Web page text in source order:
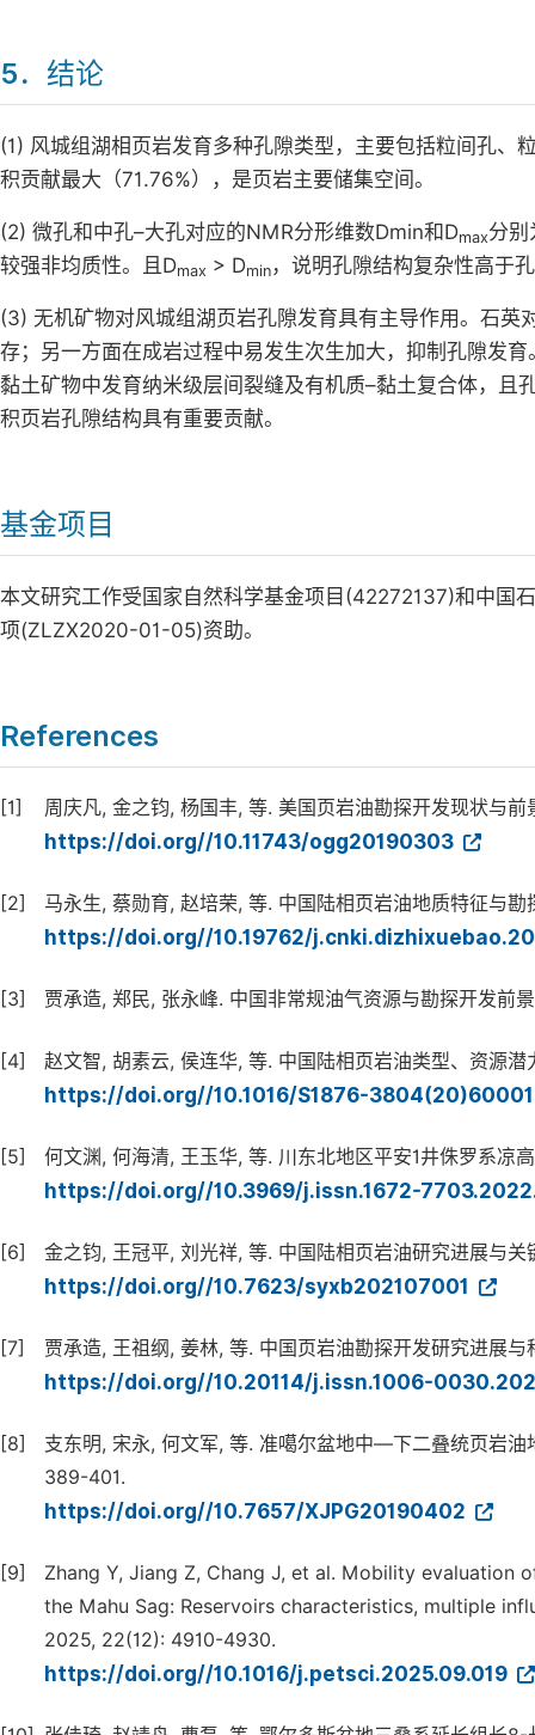
5．结论
(1) 风城组湖相页岩发育多种孔隙类型，主要包括粒间孔
积贡献最大（71.76%），是页岩主要储集空间。
(2) 微孔和中孔–大孔对应的NMR分形维数Dmin和Dmax分
较强非均质性。且Dmax > Dmin ，说明孔隙结构复杂性高于
(3) 无机矿物对风城组湖页岩孔隙发育具有主导作用。石
存；另一方面在成岩过程中易发生次生加大，抑制孔隙发
黏土矿物中发育纳米级层间裂缝及有机质–黏土复合体，
积页岩孔隙结构具有重要贡献。
基金项目
本文研究工作受国家自然科学基金项目(42272137)和中国
项(ZLZX2020-01-05)资助。
References
[1] 周庆凡, 金之钧, 杨国丰, 等. 美国页岩油勘探开发现状与
https://doi.org//10.11743/ogg20190303
[2] 马永生, 蔡勋育, 赵培荣, 等. 中国陆相页岩油地质特征与
https://doi.org//10.19762/
[3] 贾承造, 郑民, 张永峰. 中国非常规油气资源与勘探开发
[4] 赵文智, 胡素云, 侯连华, 等. 中国陆相页岩油类型、资源
https://doi.org//10.1016/S1876-
[5] 何文渊, 何海清, 王玉华, 等. 川东北地区平安1井侏罗系
https://doi.org//10.3969/j.issn.1672-
[6] 金之钧, 王冠平, 刘光祥, 等. 中国陆相页岩油研究进展与
https://doi.org//10.7623/syxb202107001
[7] 贾承造, 王祖纲, 姜林, 等. 中国页岩油勘探开发研究进展
https://doi.org//10.20114/j.issn.1006-
[8]
支东明, 宋永, 何文军, 等. 准噶尔盆地中—下二叠统页岩
389-401.
https://doi.org//10.7657/XJPG20190402
[9]
Zhang Y, Jiang Z, Chang J, et al. Mobility evaluation
the Mahu Sag: Reservoirs characteristics, multiple
2025, 22(12): 4910-4930.
https://doi.org//10.1016/j.petsci.2025.09.019